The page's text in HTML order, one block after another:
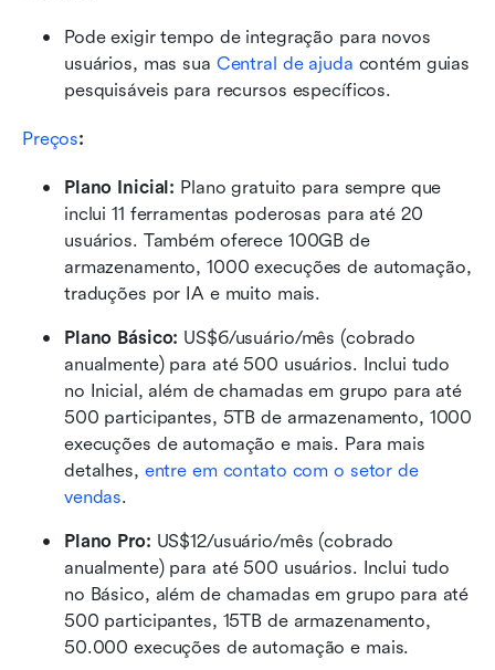
Pode exigir tempo de integração para novos
usuários, mas sua Central de ajuda contém guias
pesquisáveis para recursos específicos.
Preços:
Plano Inicial: Plano gratuito para sempre que
inclui 11 ferramentas poderosas para até 20
usuários. Também oferece 100GB de
armazenamento, 1000 execuções de automação,
traduções por IA e muito mais.
Plano Básico: US$6/usuário/mês (cobrado
anualmente) para até 500 usuários. Inclui tudo
no Inicial, além de chamadas em grupo para até
500 participantes, 5TB de armazenamento, 1000
execuções de automação e mais. Para mais
detalhes, entre em contato com o setor de
vendas.
Plano Pro: US$12/usuário/mês (cobrado
anualmente) para até 500 usuários. Inclui tudo
no Básico, além de chamadas em grupo para até
500 participantes, 15TB de armazenamento,
50.000 execuções de automação e mais.